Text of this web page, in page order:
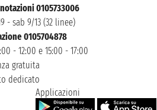
0105733006
- sab 9/13 (32 linee)
0105704878
- 12:00 e 15:00 - 17:00
gratuita
dedicato
Applicazioni